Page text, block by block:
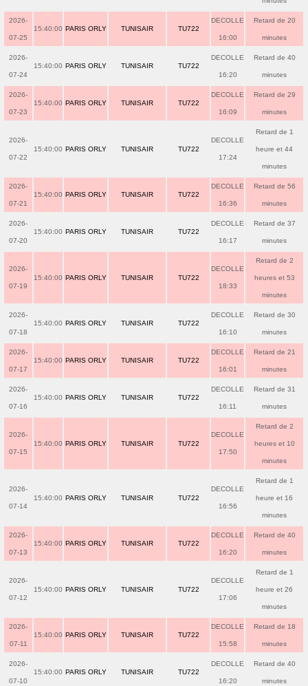
2026-
07-25
15:40:00 PARIS ORLY TUNISAIR TU722
DECOLLE
16:00
Retard de 20
minutes
2026-
07-24
15:40:00 PARIS ORLY TUNISAIR TU722
DECOLLE
16:20
Retard de 40
minutes
2026-
07-23
15:40:00 PARIS ORLY TUNISAIR TU722
DECOLLE
16:09
Retard de 29
minutes
2026-
07-22
15:40:00 PARIS ORLY TUNISAIR TU722
DECOLLE
17:24
Retard de 1
heure et 44
minutes
2026-
07-21
15:40:00 PARIS ORLY TUNISAIR TU722
DECOLLE
16:36
Retard de 56
minutes
2026-
07-20
15:40:00 PARIS ORLY TUNISAIR TU722
DECOLLE
16:17
Retard de 37
minutes
2026-
07-19
15:40:00 PARIS ORLY TUNISAIR TU722
DECOLLE
18:33
Retard de 2
heures et 53
minutes
2026-
07-18
15:40:00 PARIS ORLY TUNISAIR TU722
DECOLLE
16:10
Retard de 30
minutes
2026-
07-17
15:40:00 PARIS ORLY TUNISAIR TU722
DECOLLE
16:01
Retard de 21
minutes
2026-
07-16
15:40:00 PARIS ORLY TUNISAIR TU722
DECOLLE
16:11
Retard de 31
minutes
2026-
07-15
15:40:00 PARIS ORLY TUNISAIR TU722
DECOLLE
17:50
Retard de 2
heures et 10
minutes
2026-
07-14
15:40:00 PARIS ORLY TUNISAIR TU722
DECOLLE
16:56
Retard de 1
heure et 16
minutes
2026-
07-13
15:40:00 PARIS ORLY TUNISAIR TU722
DECOLLE
16:20
Retard de 40
minutes
2026-
07-12
15:40:00 PARIS ORLY TUNISAIR TU722
DECOLLE
17:06
Retard de 1
heure et 26
minutes
2026-
07-11
15:40:00 PARIS ORLY TUNISAIR TU722
DECOLLE
15:58
Retard de 18
minutes
2026-
07-10
15:40:00 PARIS ORLY TUNISAIR TU722
DECOLLE
16:20
Retard de 40
minutes